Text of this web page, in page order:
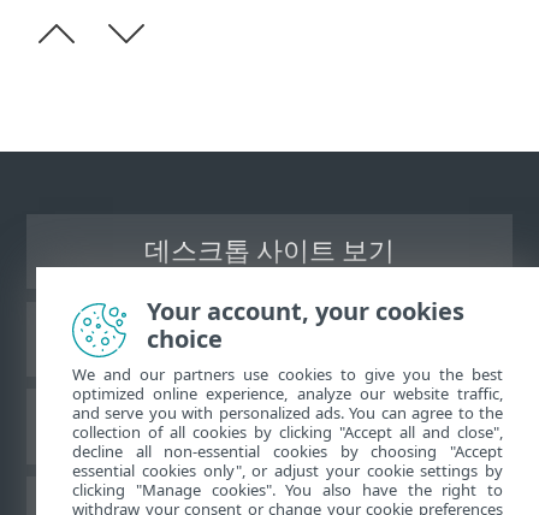
데스크톱 사이트 보기
ESET 지식 베이스
ESET 포럼
Your account, your cookies
choice
We and our partners use cookies to give you the best
optimized online experience, analyze our website traffic,
and serve you with personalized ads. You can agree to the
collection of all cookies by clicking "Accept all and close",
decline all non-essential cookies by choosing "Accept
essential cookies only", or adjust your cookie settings by
clicking "Manage cookies". You also have the right to
withdraw your consent or change your cookie preferences